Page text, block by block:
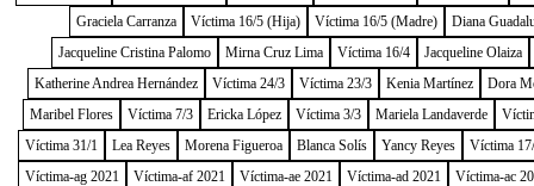
Graciela Carranza
Víctima 16/5 (Hija) Víctima 16/5 (Madre)
Diana
Jacqueline Cristina Palomo
Mirna Cruz Lima Víctima 16/4
Jacqueline Olaiza
Katherine Andrea Hernández
Víctima 24/3 Víctima 23/3 Kenia Martínez
Dora
Maribel Flores
Víctima 7/3 Ericka López Víctima 3/3 Mariela Landaverde
Víctima 31/1
Lea Reyes Morena Figueroa Blanca Solís Yancy Reyes
Víctima
Víctima-ag 2021
Víctima-af 2021 Víctima-ae 2021 Víctima-ad 2021
Víctima-ac